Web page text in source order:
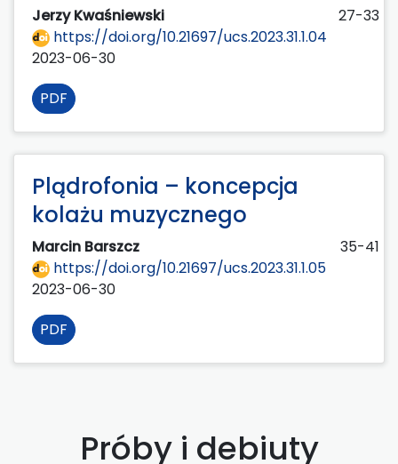
Jerzy Kwaśniewski
27-33
https://doi.org/10.21697/ucs.2023.31.1.04
2023-06-30
PDF
Plądrofonia – koncepcja
kolażu muzycznego
Marcin Barszcz
35-41
https://doi.org/10.21697/ucs.2023.31.1.05
2023-06-30
PDF
Próby i debiuty